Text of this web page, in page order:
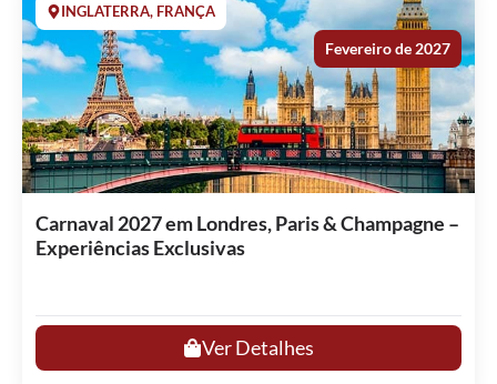
INGLATERRA, FRANÇA
Fevereiro de 2027
Carnaval 2027 em Londres, Paris & Champagne –
Experiências Exclusivas
Ver Detalhes